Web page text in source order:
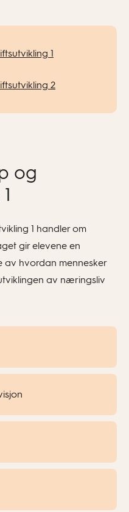
1
2
og
1 handler om
gir elevene en
av hvordan mennesker
av næringsliv